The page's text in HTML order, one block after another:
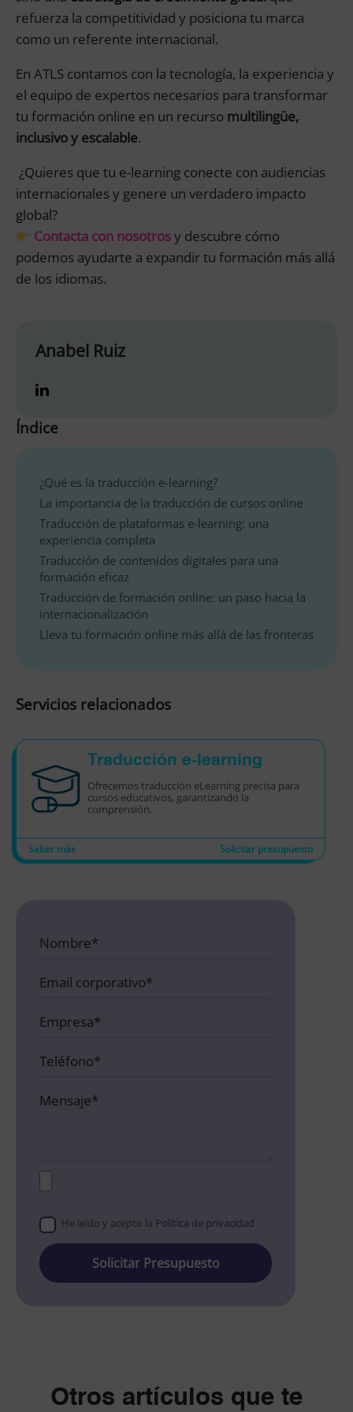
refuerza la competitividad y posiciona tu marca
como un referente internacional.
En ATLS contamos con la tecnología, la experiencia y
el equipo de expertos necesarios para transformar
tu formación online en un recurso multilingüe,
inclusivo y escalable.
¿Quieres que tu e-learning conecte con audiencias
internacionales y genere un verdadero impacto
global?
Contacta con nosotrosy descubre cómo
podemos ayudarte a expandir tu formación más allá
de los idiomas.
Anabel Ruiz
Índice
¿Qué es la traducción e-learning?
La importancia de la traducción de cursos online
Traducción de plataformas e-learning: una
experiencia completa
Traducción de contenidos digitales para una
formación eficaz
Traducción de formación online: un paso hacia la
internacionalización
Lleva tu formación online más allá de las fronteras
Servicios relacionados
Traducción e-learning
Ofrecemos traducción eLearning precisa para
cursos educativos, garantizando la
comprensión.
Saber más Solicitar presupuesto
He leído y acepto la Política de privacidad
Please
leave
this
Otros artículos que te